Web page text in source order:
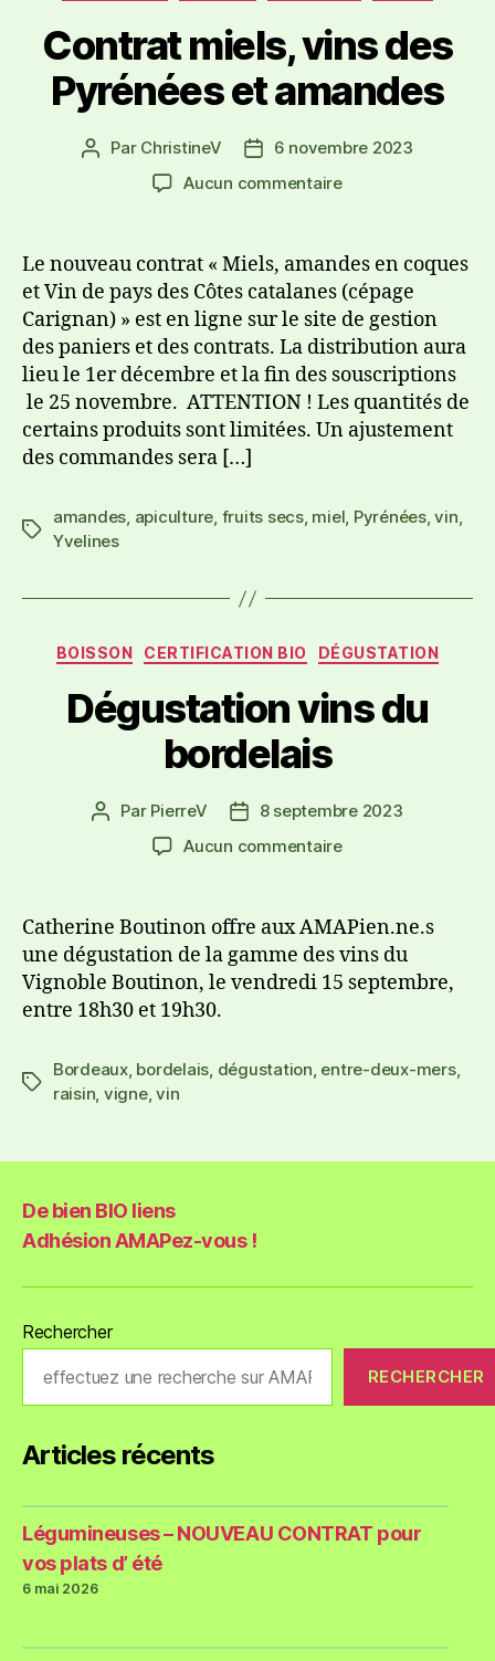
Contrat miels, vins des
Pyrénées et amandes
Par ChristineV
6 novembre 2023
Aucun commentaire
Le nouveau contrat « Miels, amandes en coques
et Vin de pays des Côtes catalanes (cépage
Carignan) » est en ligne sur le site de gestion
des paniers et des contrats. La distribution aura
lieu le 1er décembre et la fin des souscriptions
le 25 novembre. ATTENTION ! Les quantités de
certains produits sont limitées. Un ajustement
des commandes sera […]
amandes, apiculture, fruits secs, miel, Pyrénées,vin,
Yvelines
BOISSON CERTIFICATION BIO DÉGUSTATION
Dégustation vins du
bordelais
Par PierreV
8 septembre 2023
Aucun commentaire
Catherine Boutinon offre aux AMAPien.ne.s
une dégustation de la gamme des vins du
Vignoble Boutinon, le vendredi 15 septembre,
entre 18h30 et 19h30.
Bordeaux, bordelais dégustation entre-deux-mers,
raisin vigne,vin
De bien BIO liens
Adhésion AMAPez-vous !
Rechercher
RECHERCHER
Articles récents
Légumineuses – NOUVEAU CONTRAT pour
vos plats d’ été
6 mai 2026